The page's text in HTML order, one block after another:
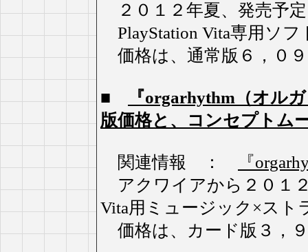
２０１２年夏、発売予
PlayStation Vita専用ソフ
価格は、通常版６，０
■
『orgarhythm（オル
版価格と、コンセプトム
関連情報 ：
『
アクワイアから２０１
Vita用ミュージック×スト
価格は、カード版３，